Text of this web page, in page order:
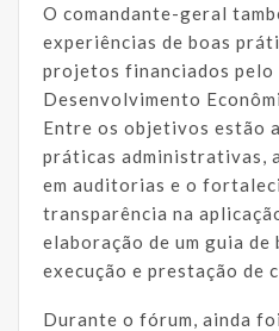
O comandante-geral
experiências de boas
projetos financiados pelo
Desenvolvimento
Entre os objetivos estão
práticas administrativas,
em auditorias e o
transparência na
elaboração de um guia
execução e prestação de
Durante o fórum, ainda